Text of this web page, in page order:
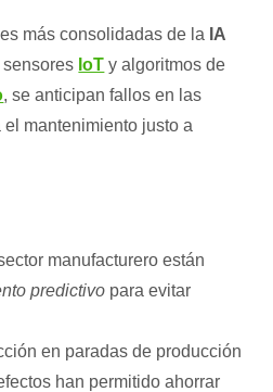
más consolidadas de la IA
IoT y algoritmos de
, se anticipan fallos en las
mantenimiento justo a
manufacturero están
predictivo para evitar
en paradas de producción
han permitido ahorrar